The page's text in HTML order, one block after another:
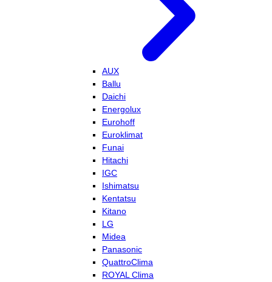
AUX
Ballu
Daichi
Energolux
Eurohoff
Euroklimat
Funai
Hitachi
IGC
Ishimatsu
Kentatsu
Kitano
LG
Midea
Panasonic
QuattroClima
ROYAL Clima